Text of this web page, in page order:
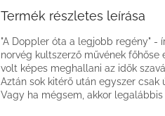
Termék részletes leírása
"A Doppler óta a legjobb regény" -
norvég kultszerző művének
volt képes meghallani az idők
Aztán sok kitérő után egyszer csak
Vagy ha mégsem, akkor